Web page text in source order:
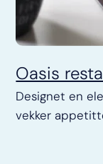
Oasis
Designet en
vekker